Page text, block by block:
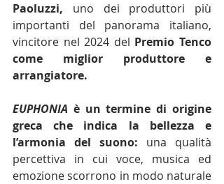
Paoluzzi, uno dei produttori più
importanti del panorama italiano,
vincitore nel 2024 del Premio Tenco
come miglior produttore e
arrangiatore.
EUPHONIA è un termine di origine
greca che indica la bellezza e
l’armonia del suono: una qualità
percettiva in cui voce, musica ed
emozione scorrono in modo naturale